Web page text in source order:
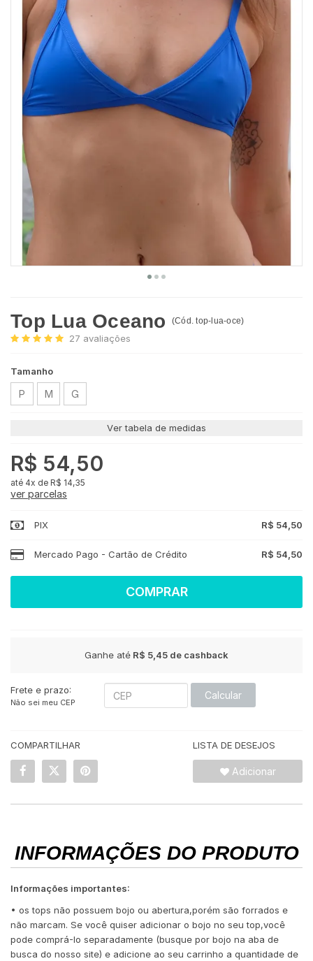
Top Lua Oceano (Cód.top-lua-oce)
27 avaliações
Tamanho
P M G
Ver tabela de medidas
R$ 54,50
4x de R$ 14,35
ver parcelas
PIX R$ 54,50
Mercado Pago - Cartão de Crédito R$ 54,50
COMPRAR
Ganhe até R$ 5,45 de cashback
Frete e prazo:
Não sei meu CEP
Calcular
COMPARTILHAR LISTA DE DESEJOS
Adicionar
INFORMAÇÕES DO PRODUTO
Informações importantes:
• os tops não possuem bojo ou abertura,porém são forrados e
não marcam. Se você quiser adicionar o bojo no seu top,você
pode comprá-lo separadamente (busque por bojo na aba de
busca do nosso site) e adicione ao seu carrinho a quantidade de